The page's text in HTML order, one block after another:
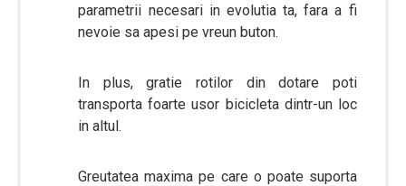
parametrii necesari in evolutia ta, fara a fi
nevoie sa apesi pe vreun buton.
In plus, gratie rotilor din dotare poti
transporta foarte usor bicicleta dintr-un loc
in altul.
Greutatea maxima pe care o poate suporta